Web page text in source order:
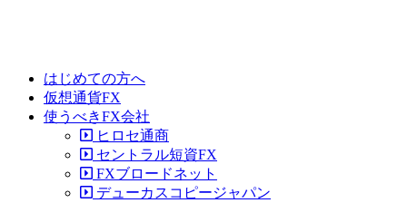
はじめての方へ
仮想通貨FX
使うべきFX会社
ヒロセ通商
セントラル短資FX
FXブロードネット
デューカスコピージャパン